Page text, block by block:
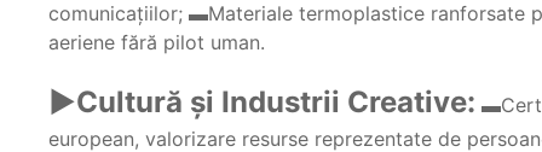
comunicaţiilor; ▬Materiale termoplastice ranforsate
aeriene fără pilot uman.
►Cultură şi Industrii Creative:
european, valorizare resurse reprezentate de